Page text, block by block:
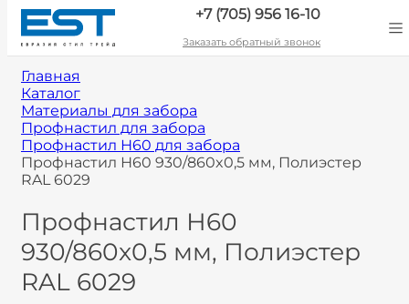
+7 (705) 956 16-10
Заказать обратный звонок
Главная
Каталог
Материалы для забора
Профнастил для забора
Профнастил Н60 для забора
Профнастил Н60 930/860x0,5 мм, Полиэстер
RAL 6029
Профнастил Н60
930/860x0,5 мм, Полиэстер
RAL 6029